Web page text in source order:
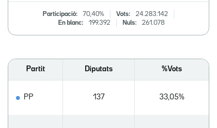
Participació: 70,40% Vots:
24.283.142
En blanc:
199.392 Nuls: 261.078
Partit Diputats %Vots
PP 137 33,05%